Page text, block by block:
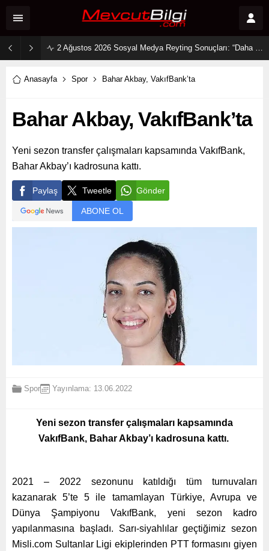
2 Ağustos 2026 Sosyal Medya Reyting Sonuçları: “Daha 17” Ekranlara Ambargo Koydu!
Anasayfa Spor Bahar Akbay, VakıfBank’ta
Bahar Akbay, VakıfBank’ta
Yeni sezon transfer çalışmaları kapsamında VakıfBank,
Bahar Akbay’ı kadrosuna kattı.
Paylaş Tweetle Gönder
ABONE OL
Spor Yayınlama: 13.06.2022
Yeni sezon transfer çalışmaları kapsamında
VakıfBank, Bahar Akbay’ı kadrosuna kattı.
2021 – 2022 sezonunu katıldığı tüm turnuvaları
kazanarak 5’te 5 ile tamamlayan Türkiye, Avrupa ve
Dünya Şampiyonu VakıfBank, yeni sezon kadro
yapılanmasına başladı. Sarı-siyahlılar geçtiğimiz sezon
Misli.com Sultanlar Ligi ekiplerinden PTT formasını giyen